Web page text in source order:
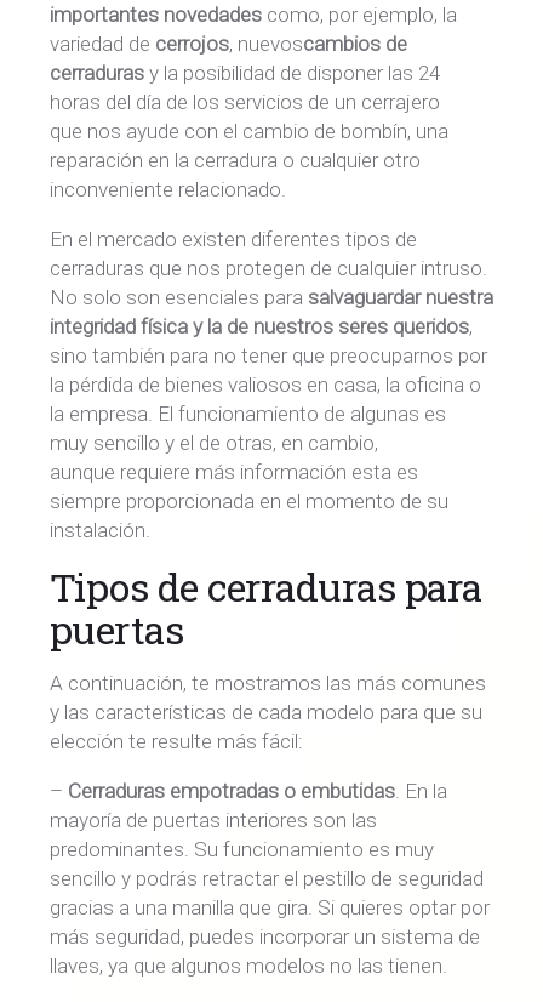
importantes novedades como, por ejemplo, la
variedad de cerrojos, nuevoscambios de
cerraduras y la posibilidad de disponer las 24
horas del día de los servicios de un cerrajero
que nos ayude con el cambio de bombín, una
reparación en la cerradura o cualquier otro
inconveniente relacionado.
En el mercado existen diferentes tipos de
cerraduras que nos protegen de cualquier intruso.
No solo son esenciales para salvaguardar nuestra
integridad física y la de nuestros seres queridos,
sino también para no tener que preocuparnos por
la pérdida de bienes valiosos en casa, la oficina o
la empresa. El funcionamiento de algunas es
muy sencillo y el de otras, en cambio,
aunque requiere más información esta es
siempre proporcionada en el momento de su
instalación.
Tipos de cerraduras para
puertas
A continuación, te mostramos las más comunes
y las características de cada modelo para que su
elección te resulte más fácil:
– Cerraduras empotradas o embutidas. En la
mayoría de puertas interiores son las
predominantes. Su funcionamiento es muy
sencillo y podrás retractar el pestillo de seguridad
gracias a una manilla que gira. Si quieres optar por
más seguridad, puedes incorporar un sistema de
llaves, ya que algunos modelos no las tienen.